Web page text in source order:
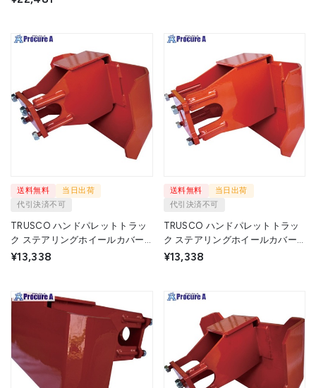
送料無料
当日出荷
代引決済不可
TRUSCO ハンドパレットトラッ
ク ステアリングホイールカバー
THPT-15用 THPT-15CV 1個
¥13,338
送料無料
当日出荷
代引決済不可
TRUSCO ハンドパレットトラッ
ク ステアリングホイールカバー
THPT-10用 THPT-10CV 1個
¥13,338